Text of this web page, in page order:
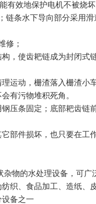
有效地保护电机不被烧坏
链条水下导向部分采用滑
修；
，使齿耙链成为封闭式
运动，栅渣落入栅渣小
有污物堆积死角。
压条固定；底部耙齿链
部件损坏，也只要在工
物的水处理设备，可广
织、食品加工、造纸、
备之一